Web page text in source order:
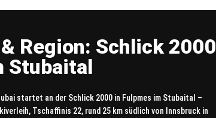
Region: Schlick 2000
Stubaital
startet an der Schlick 2000 in Fulpmes im Stubaital –
Tschaffinis 22, rund 25 km südlich von Innsbruck in